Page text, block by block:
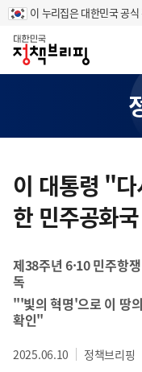
이 누리집은 대한민국 공
홈
텐
츠
영
이 대통령 "
한 민주공화
제38주년 6·10 민주항
독
"'빛의 혁명'으로 이 땅
확인"
2025.06.10 정책브리핑